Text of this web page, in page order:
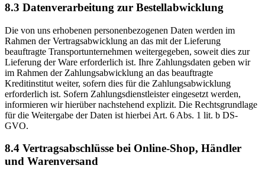
8.3 Datenverarbeitung zur Bestellabwicklung
Die von uns erhobenen personenbezogenen Daten werden im
Rahmen der Vertragsabwicklung an das mit der Lieferung
beauftragte Transportunternehmen weitergegeben, soweit dies zur
Lieferung der Ware erforderlich ist. Ihre Zahlungsdaten geben wir
im Rahmen der Zahlungsabwicklung an das beauftragte
Kreditinstitut weiter, sofern dies für die Zahlungsabwicklung
erforderlich ist. Sofern Zahlungsdienstleister eingesetzt werden,
informieren wir hierüber nachstehend explizit. Die Rechtsgrundlage
für die Weitergabe der Daten ist hierbei Art. 6 Abs. 1 lit. b DS-
GVO.
8.4 Vertragsabschlüsse bei Online-Shop, Händler
und Warenversand